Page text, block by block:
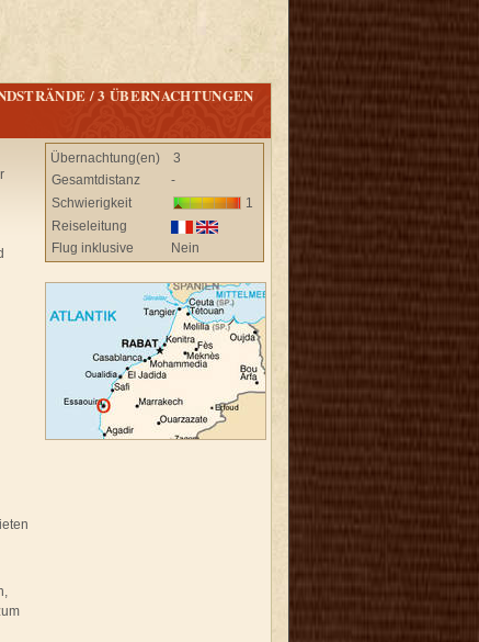
/ 3 ÜBERNACHTUNGEN
Übernachtung(en)
3
Gesamtdistanz
-
Schwierigkeit
1
Reiseleitung
Flug inklusive
Nein